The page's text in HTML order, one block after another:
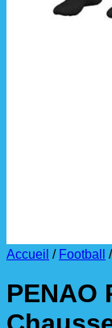
La
Accueil / Football /
PENAO